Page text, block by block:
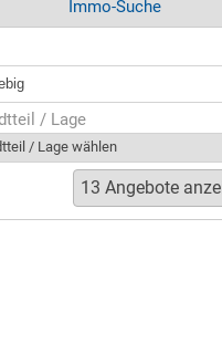
Immo-Suche
/ Lage
/ Lage wählen